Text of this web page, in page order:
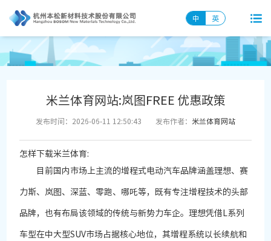
中 英
米兰体育网站:岚图FREE 优惠政策
发布时间：2026-06-11 12:50:43 发布作者： 米兰体育网站
怎样下载米兰体育:
目前国内市场上主流的增程式电动汽车品牌涵盖理想、赛
力斯、岚图、深蓝、零跑、哪吒等，既有专注增程技术的头部
品牌，也有布局该领域的传统与新势力车企。理想凭借L系列
车型在中大型SUV市场占据核心地位，其增程系统以长续航和